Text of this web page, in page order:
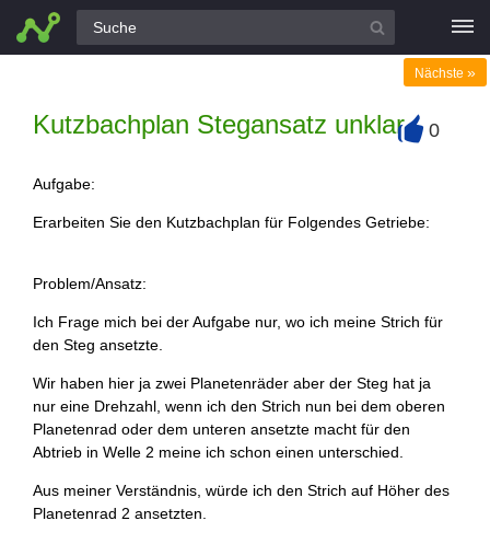
Alle Fragen
Kutzbachplan Stegansatz unklar
Nächste »
0
Aufgabe:
Erarbeiten Sie den Kutzbachplan für Folgendes Getriebe:
Problem/Ansatz:
Ich Frage mich bei der Aufgabe nur, wo ich meine Strich für
den Steg ansetzte.
Wir haben hier ja zwei Planetenräder aber der Steg hat ja
nur eine Drehzahl, wenn ich den Strich nun bei dem oberen
Planetenrad oder dem unteren ansetzte macht für den
Abtrieb in Welle 2 meine ich schon einen unterschied.
Aus meiner Verständnis, würde ich den Strich auf Höher des
Planetenrad 2 ansetzten.